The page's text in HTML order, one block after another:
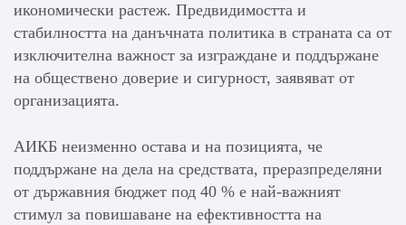
икономически растеж. Предвидимостта и
стабилността на данъчната политика в страната са от
изключителна важност за изграждане и поддържане
на обществено доверие и сигурност, заявяват от
организацията.
АИКБ неизменно остава и на позицията, че
поддържане на дела на средствата, преразпределяни
от държавния бюджет под 40 % е най-важният
стимул за повишаване на ефективността на